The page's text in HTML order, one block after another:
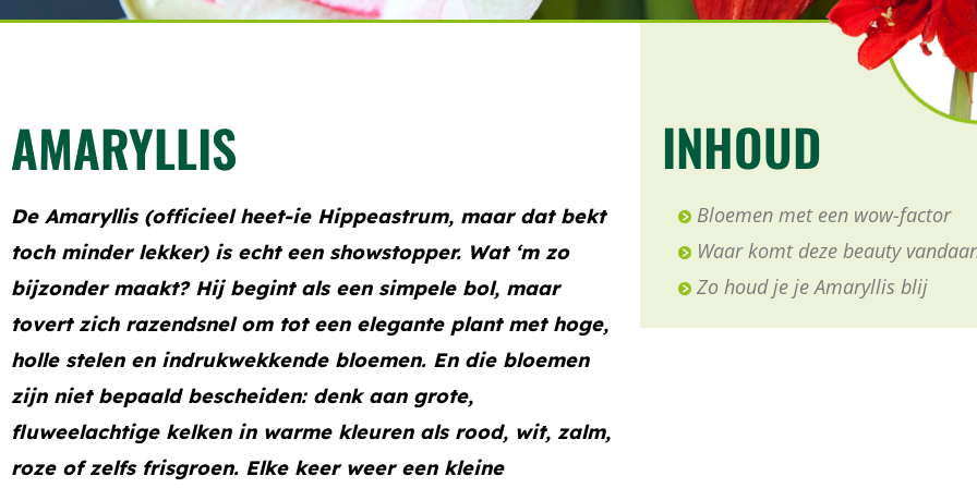
INHOUD
Bloemen met een wow-factor
Waar komt deze beauty
Zo houd je je Amaryllis blij
AMARYLLIS
De Amaryllis (officieel heet-ie Hippeastrum, maar dat bekt
toch minder lekker) is echt een showstopper. Wat ‘m zo
bijzonder maakt? Hij begint als een simpele bol, maar
tovert zich razendsnel om tot een elegante plant met hoge,
holle stelen en indrukwekkende bloemen. En die bloemen
zijn niet bepaald bescheiden: denk aan grote,
fluweelachtige kelken in warme kleuren als rood, wit, zalm,
roze of zelfs frisgroen. Elke keer weer een kleine